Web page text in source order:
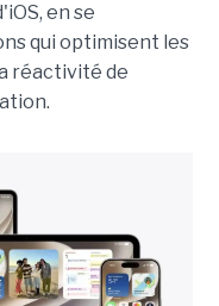
en se
qui optimisent les
réactivité de